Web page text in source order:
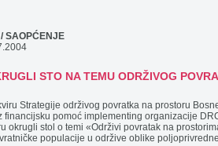
SAOPĆENJE
STO NA TEMU ODRŽIVOG
Strategije održivog povratka na prostoru
financijsku pomoć implementing organizacije
okrugli stol o temi «Održivi povratak na
populacije u održive oblike